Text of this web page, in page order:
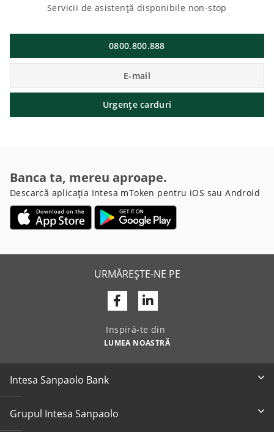
Servicii de asistență disponibile non-stop
0800.800.888
E-mail
Urgențe carduri
Banca ta, mereu aproape.
Descarcă aplicația Intesa mToken pentru iOS sau Android
URMĂREȘTE-NE PE
FacebookLinkedin
Inspiră-te din
LUMEA NOASTRĂ
Intesa Sanpaolo Bank
Grupul Intesa Sanpaolo